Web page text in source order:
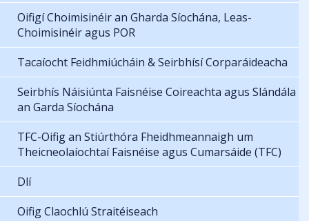
Oifigí Choimisinéir an Gharda Síochána, Leas-
Choimisinéir agus POR
Tacaíocht Feidhmiúcháin & Seirbhísí Corparáideacha
Seirbhís Náisiúnta Faisnéise Coireachta agus Slándála
an Garda Síochána
TFC-Oifig an Stiúrthóra Fheidhmeannaigh um
Theicneolaíochtaí Faisnéise agus Cumarsáide (TFC)
Dlí
Oifig Claochlú Straitéiseach